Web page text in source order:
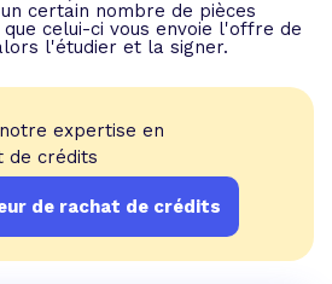
certain nombre de pièces
celui-ci vous envoie l'offre de
l'étudier et la signer.
expertise en
de crédits
de rachat de crédits